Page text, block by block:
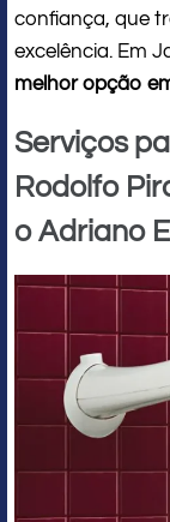
confiança, que
excelência. Em
melhor opção
Serviços
Rodolfo
o Adriano